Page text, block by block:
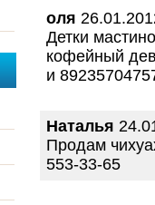
оля
Детки
кофейный
и
Наталья
Продам
553-33-65